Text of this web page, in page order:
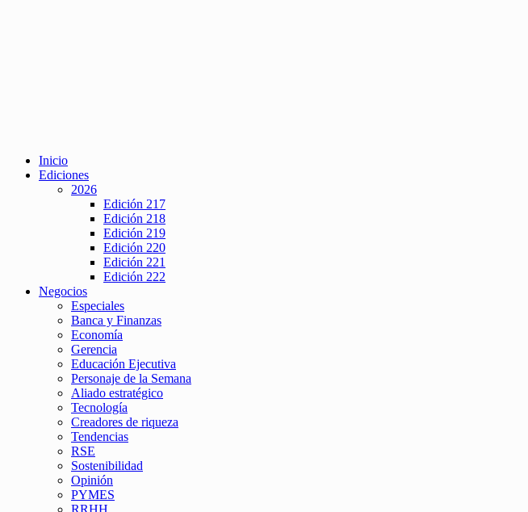
Inicio
Ediciones
2026
Edición 217
Edición 218
Edición 219
Edición 220
Edición 221
Edición 222
Negocios
Especiales
Banca y Finanzas
Economía
Gerencia
Educación Ejecutiva
Personaje de la Semana
Aliado estratégico
Tecnología
Creadores de riqueza
Tendencias
RSE
Sostenibilidad
Opinión
PYMES
RRHH